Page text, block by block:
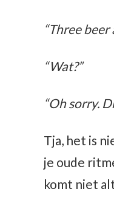
“Three beer
“Wat?”
“Oh sorry.
Tja, het is
je oude
komt niet